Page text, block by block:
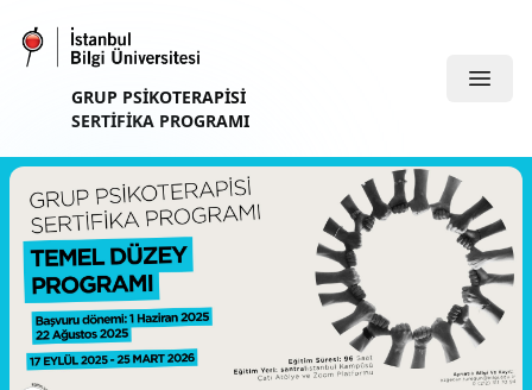
GRUP PSIKOTERAPISI
SERTIFIKA PROGRAMI